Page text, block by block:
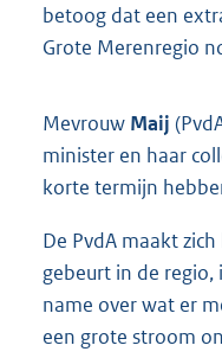
betoog dat een
Grote Merenregio
Mevrouw Maij
minister en haar
korte termijn
De PvdA maakt
gebeurt in de regio,
name over wat er
een grote stroom